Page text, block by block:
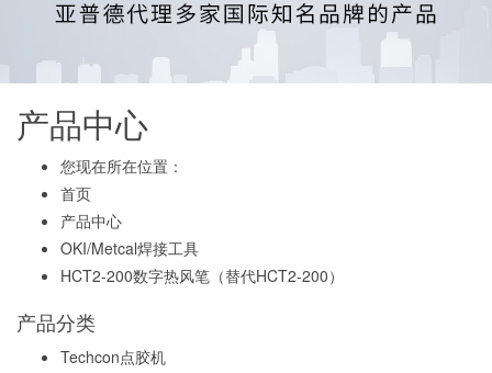
产品中心
您现在所在位置：
首页
产品中心
OKI/Metcal焊接工具
HCT2-200数字热风笔（替代HCT2-200）
产品分类
Techcon点胶机